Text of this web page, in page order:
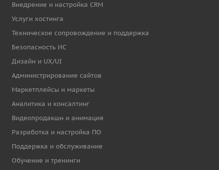
Внедрение и настройка CRM
Услуги хостинга
Техническое сопровождение и поддержка
Безопасность ИС
Дизайн и UX/UI
Администрирование сайтов
Маркетплейсы и маркеты
Аналитика и консалтинг
Видеопродакшн и анимация
Разработка и настройка ПО
Поддержка и обслуживание
Обучение и тренинги